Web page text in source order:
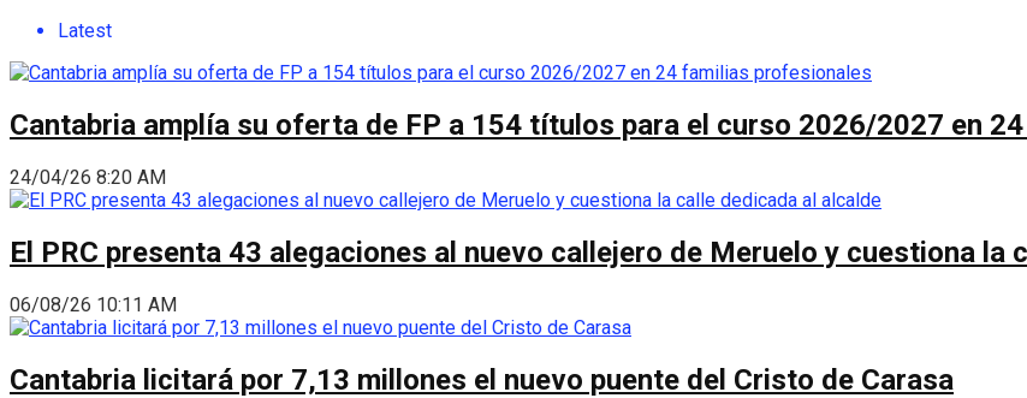
Latest
Cantabria amplía su oferta de FP a 154 títulos para el curso 2026/2027 en
24/04/26 8:20 AM
El PRC presenta 43 alegaciones al nuevo callejero de Meruelo y cuestiona la
06/08/26 10:11 AM
Cantabria licitará por 7,13 millones el nuevo puente del Cristo de Carasa